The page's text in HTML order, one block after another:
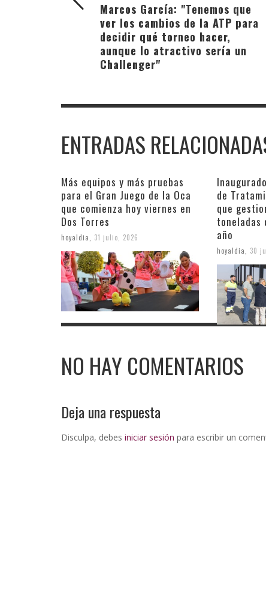
Marcos García: "Tenemos que
ver los cambios de la ATP para
decidir qué torneo hacer,
aunque lo atractivo sería un
Challenger"
ENTRADAS
Más equipos y más pruebas
para el Gran Juego de la Oca
que comienza hoy viernes en
Dos Torres
hoyaldia, 31 julio, 2026
de
que
toneladas
año
hoyaldia, 30
NO HAY COMENTARIOS
Deja una respuesta
Disculpa, debes iniciar sesión para escribir un